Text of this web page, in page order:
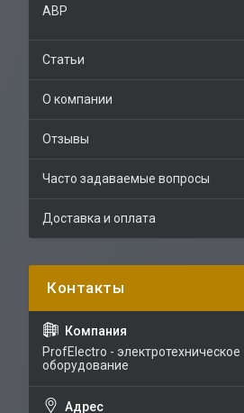
АВР
Статьи
О компании
Отзывы
Часто задаваемые вопросы
Доставка и оплата
ProfElectro - электротехническое
оборудование